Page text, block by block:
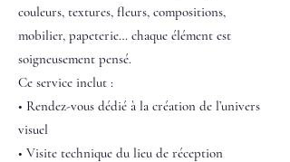
couleurs, textures, fleurs, compositions,
mobilier, papeterie… chaque élément est
soigneusement pensé.
Ce service inclut :
• Rendez-vous dédié à la création de l’univers
visuel
• Visite technique du lieu de réception